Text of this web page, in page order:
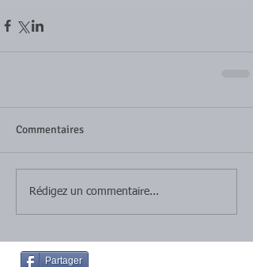
Commentaires
Rédigez un commentaire...
Partager